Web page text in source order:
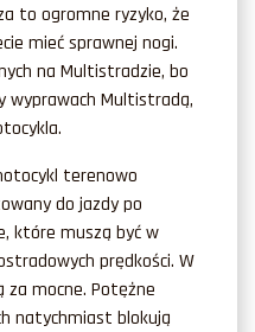
to ogromne ryzyko, że
mieć sprawnej nogi.
na Multistradzie, bo
Multistradą,
terenowo
do jazdy po
które muszą być w
prędkości. W
mocne. Potężne
natychmiast blokują